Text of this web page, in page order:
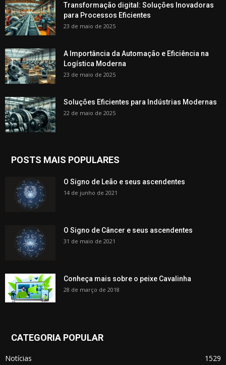
Transformação digital: Soluções Inovadoras
para Processos Eficientes
23 de maio de 2025
A Importância da Automação e Eficiência na
Logística Moderna
23 de maio de 2025
Soluções Eficientes para Indústrias Modernas
22 de maio de 2025
POSTS MAIS POPULARES
O Signo de Leão e seus ascendentes
14 de junho de 2021
O Signo de Câncer e seus ascendentes
31 de maio de 2021
Conheça mais sobre o peixe Cavalinha
28 de março de 2018
CATEGORIA POPULAR
Notícias
1529